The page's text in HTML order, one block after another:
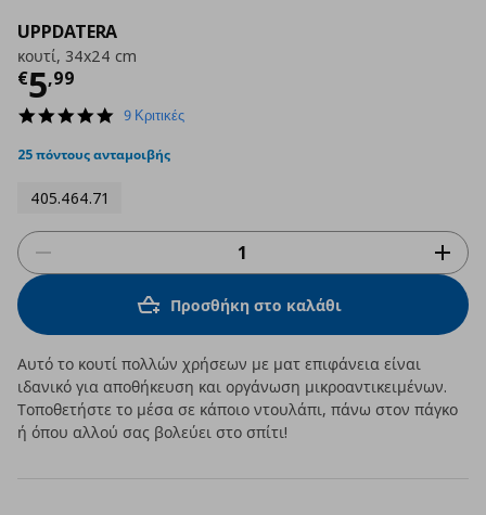
UPPDATERA
κουτί, 34x24 cm
€5,99
Τρέχουσα τιμή
4.9
rating
9 Κριτικές
25 πόντους ανταμοιβής
405.464.71
Προσθήκη στο καλάθι
Αυτό το κουτί πολλών χρήσεων με ματ επιφάνεια είναι
ιδανικό για αποθήκευση και οργάνωση μικροαντικειμένων.
Τοποθετήστε το μέσα σε κάποιο ντουλάπι, πάνω στον πάγκο
ή όπου αλλού σας βολεύει στο σπίτι!